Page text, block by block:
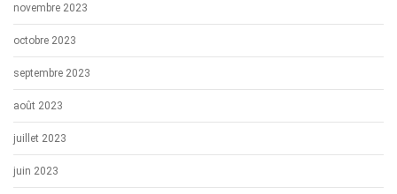
novembre 2023
octobre 2023
septembre 2023
août 2023
juillet 2023
juin 2023